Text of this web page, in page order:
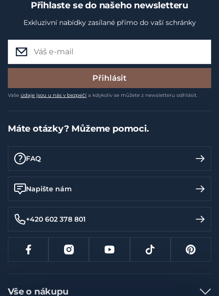
Přihlaste se do našeho newsletteru
Exkluzivní nabídky zasílané přímo do vaší schránky
Přihlásit
Vaše údaje jsou u nás v bezpečí a kdykoliv se můžete z newsletteru odhlásit.
Máte otázky? Můžeme pomoci.
FAQ
Napište nám
+420 602 378 801
Vše o nákupu